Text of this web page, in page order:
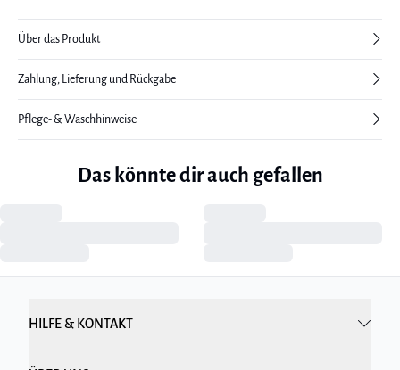
Über das Produkt
Zahlung, Lieferung und Rückgabe
Pflege- & Waschhinweise
Das könnte dir auch gefallen
HILFE & KONTAKT